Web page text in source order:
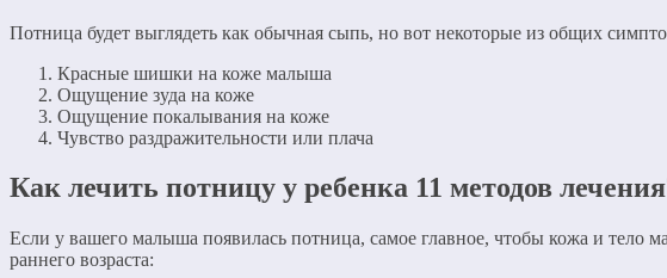
Потница будет выглядеть как обычная сыпь, но вот некоторые из общих
Красные шишки на коже малыша
Ощущение зуда на коже
Ощущение покалывания на коже
Чувство раздражительности или плача
Как лечить потницу у ребенка 11 методов
Если у вашего малыша появилась потница, самое главное, чтобы кожа и тело
раннего возраста: